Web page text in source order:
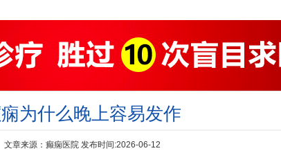
为什么晚上容易发作
文章来源：癫痫医院 发布时间:2026-06-12